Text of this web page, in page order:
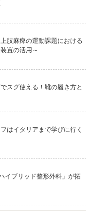
肢麻痺の運動課題における
置の活用～
スグ使える！靴の履き方と
はイタリアまで学びに行く
イブリッド整形外科」が拓